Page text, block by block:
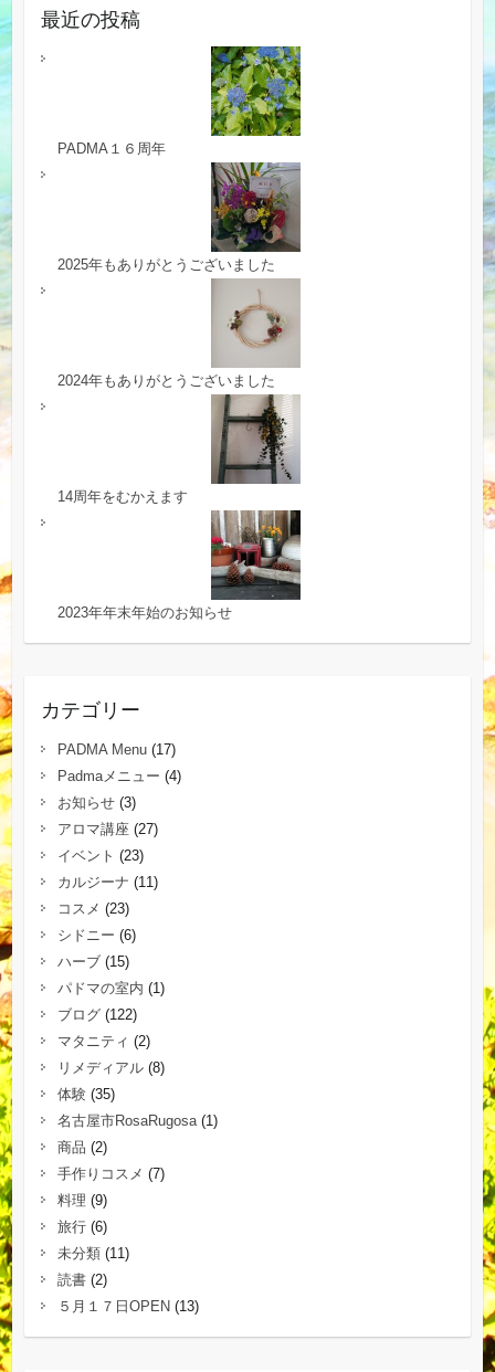
最近の投稿
PADMA１６周年
2025年もありがとうございました
2024年もありがとうございました
14周年をむかえます
2023年年末年始のお知らせ
カテゴリー
PADMA Menu(17)
Padmaメニュー (4)
お知らせ(3)
アロマ講座(27)
イベント (23)
カルジーナ (11)
コスメ (23)
シドニー (6)
ハーブ(15)
パドマの室内 (1)
ブログ(122)
マタニティ (2)
リメディアル(8)
体験(35)
名古屋市RosaRugosa(1)
商品 (2)
手作りコスメ (7)
料理 (9)
旅行(6)
未分類(11)
読書(2)
５月１７日OPEN (13)